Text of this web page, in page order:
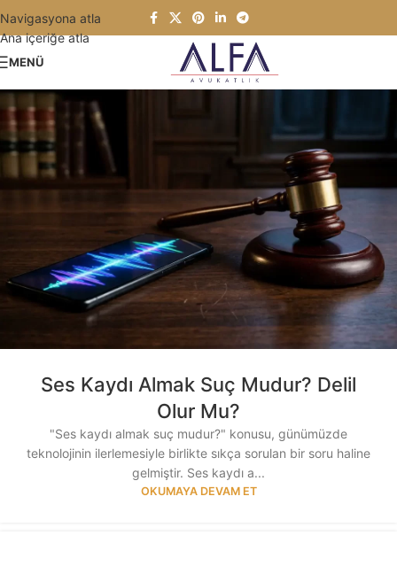
Navigasyona atla
Ana içeriğe atla
MENÜ
Ses Kaydı Almak Suç Mudur? Delil
Olur Mu?
"Ses kaydı almak suç mudur?" konusu, günümüzde
teknolojinin ilerlemesiyle birlikte sıkça sorulan bir soru haline
gelmiştir. Ses kaydı a...
OKUMAYA DEVAM ET